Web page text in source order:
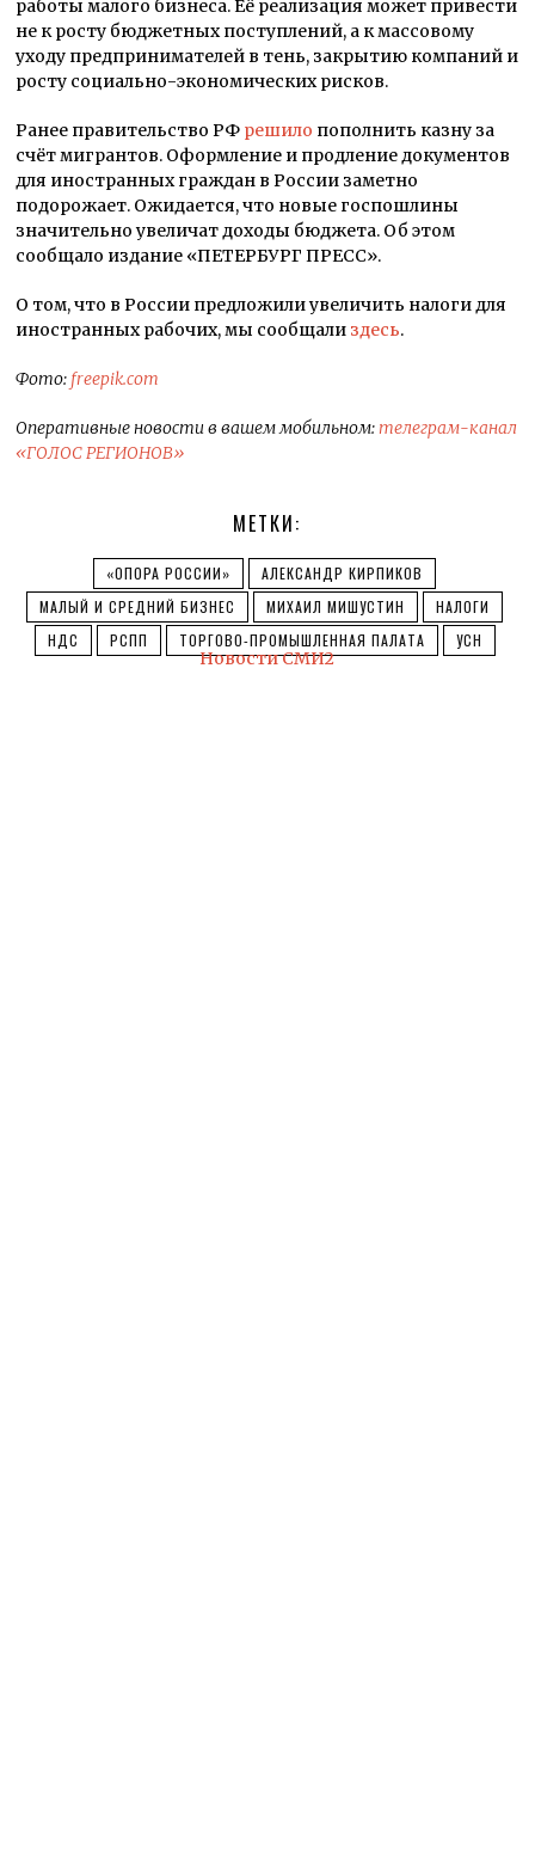
работы малого бизнеса. Её реализация может привести
не к росту бюджетных поступлений, а к массовому
уходу предпринимателей в тень, закрытию компаний и
росту социально-экономических рисков.
Ранее правительство РФ решило пополнить казну за
счёт мигрантов. Оформление и продление документов
для иностранных граждан в России заметно
подорожает. Ожидается, что новые госпошлины
значительно увеличат доходы бюджета. Об этом
сообщало издание «ПЕТЕРБУРГ ПРЕСС».
О том, что в России предложили увеличить налоги для
иностранных рабочих, мы сообщали здесь.
Фото: freepik.com
Оперативные новости в вашем мобильном:телеграм-канал
«ГОЛОС РЕГИОНОВ»
МЕТКИ:
«ОПОРА РОССИИ»
АЛЕКСАНДР КИРПИКОВ
МАЛЫЙ И СРЕДНИЙ БИЗНЕС
МИХАИЛ МИШУСТИН
НАЛОГИ
НДС
РСПП ТОРГОВО-ПРОМЫШЛЕННАЯ ПАЛАТА УСН
Новости СМИ2